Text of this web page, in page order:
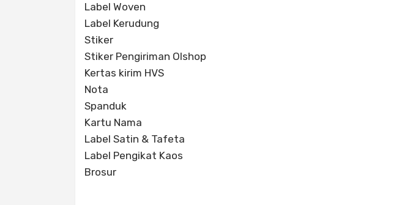
Label Woven
Label Kerudung
Stiker
Stiker Pengiriman Olshop
Kertas kirim HVS
Nota
Spanduk
Kartu Nama
Label Satin & Tafeta
Label Pengikat Kaos
Brosur